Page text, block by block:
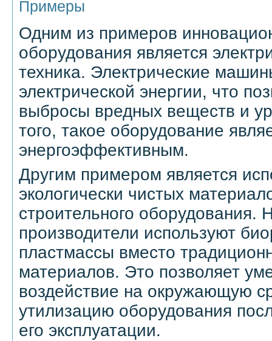
Примеры
Одним из примеров
оборудования является
техника. Электрические
электрической энергии, что
выбросы вредных веществ и
того, такое оборудование
энергоэффективным.
Другим примером является
экологически чистых
строительного оборудования.
производители используют
пластмассы вместо
материалов. Это позволяет
воздействие на окружающую
утилизацию оборудования
его эксплуатации.